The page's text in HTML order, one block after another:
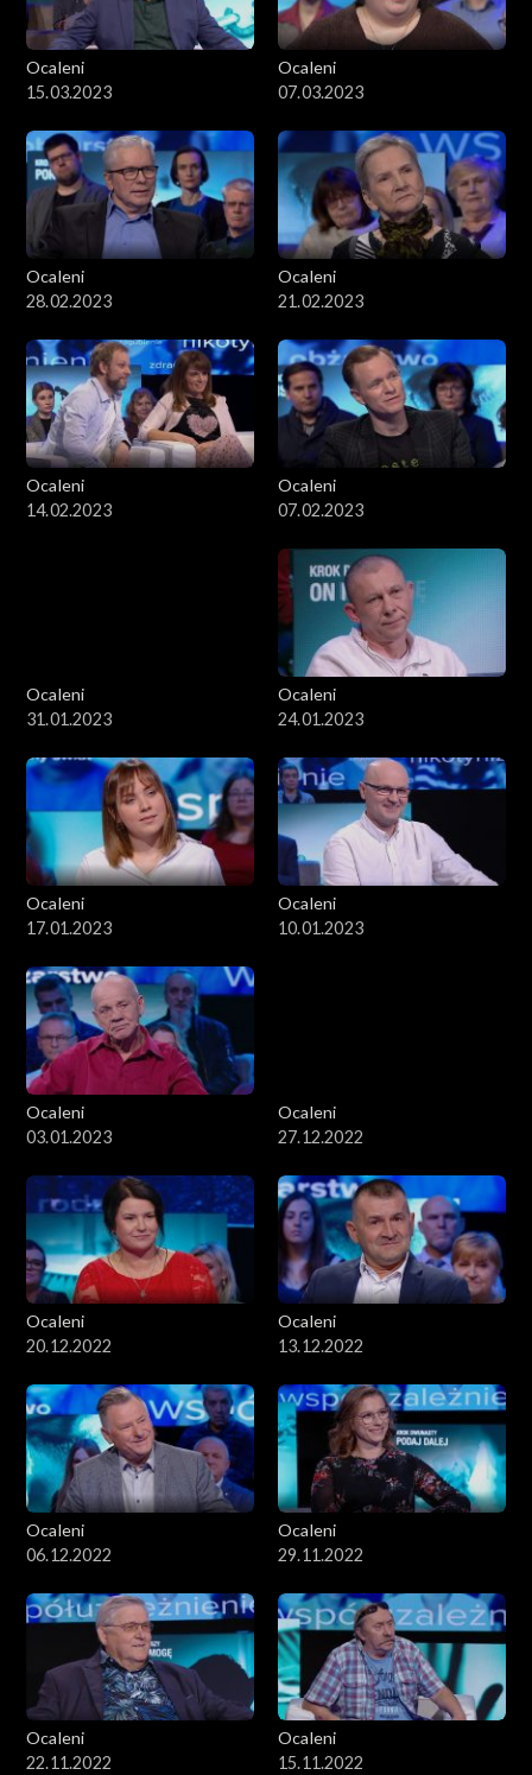
Ocaleni
15.03.2023
Ocaleni
07.03.2023
Ocaleni
28.02.2023
Ocaleni
21.02.2023
Ocaleni
14.02.2023
Ocaleni
07.02.2023
Ocaleni
31.01.2023
Ocaleni
24.01.2023
Ocaleni
17.01.2023
Ocaleni
10.01.2023
Ocaleni
03.01.2023
Ocaleni
27.12.2022
Ocaleni
20.12.2022
Ocaleni
13.12.2022
Ocaleni
06.12.2022
Ocaleni
29.11.2022
Ocaleni
22.11.2022
Ocaleni
15.11.2022